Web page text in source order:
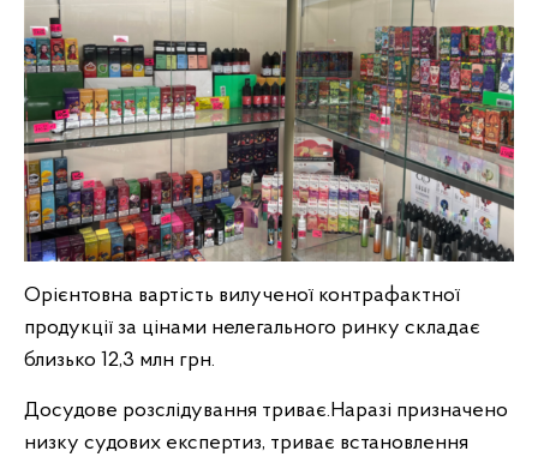
Орієнтовна вартість вилученої контрафактної
продукції за цінами нелегального ринку складає
близько 12,3 млн грн.
Досудове розслідування триває.Наразі призначено
низку судових експертиз, триває встановлення